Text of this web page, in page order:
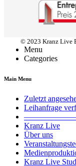
© 2023 Kranz Live
Menu
Categories
Main Menu
Zuletzt
Leihanfrage
Kranz Live
Über uns
Kranz Live